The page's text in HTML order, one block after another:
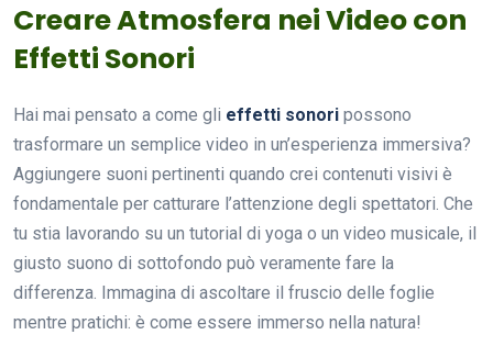
Creare Atmosfera nei Video con
Effetti Sonori
Hai mai pensato a come gli effetti sonori possono
trasformare un semplice video in un’esperienza immersiva?
Aggiungere suoni pertinenti quando crei contenuti visivi è
fondamentale per catturare l’attenzione degli spettatori. Che
tu stia lavorando su un tutorial di yoga o un video musicale, il
giusto suono di sottofondo può veramente fare la
differenza. Immagina di ascoltare il fruscio delle foglie
mentre pratichi: è come essere immerso nella natura!